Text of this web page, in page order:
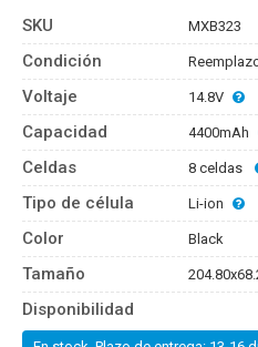
SKU MXB323
Condición
Voltaje 14.8V
Capacidad 4400mAh
Celdas 8 celdas
Tipo de célula Li-ion
Color Black
Tamaño
Disponibilidad